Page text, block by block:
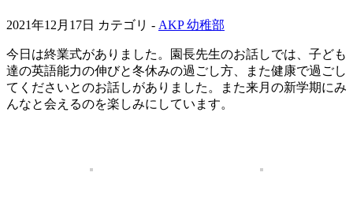
2021年12月17日 カテゴリ - AKP 幼稚部
今日は終業式がありました。園長先生のお話しでは、子ども
達の英語能力の伸びと冬休みの過ごし方、また健康で過ごし
てくださいとのお話しがありました。また来月の新学期にみ
んなと会えるのを楽しみにしています。